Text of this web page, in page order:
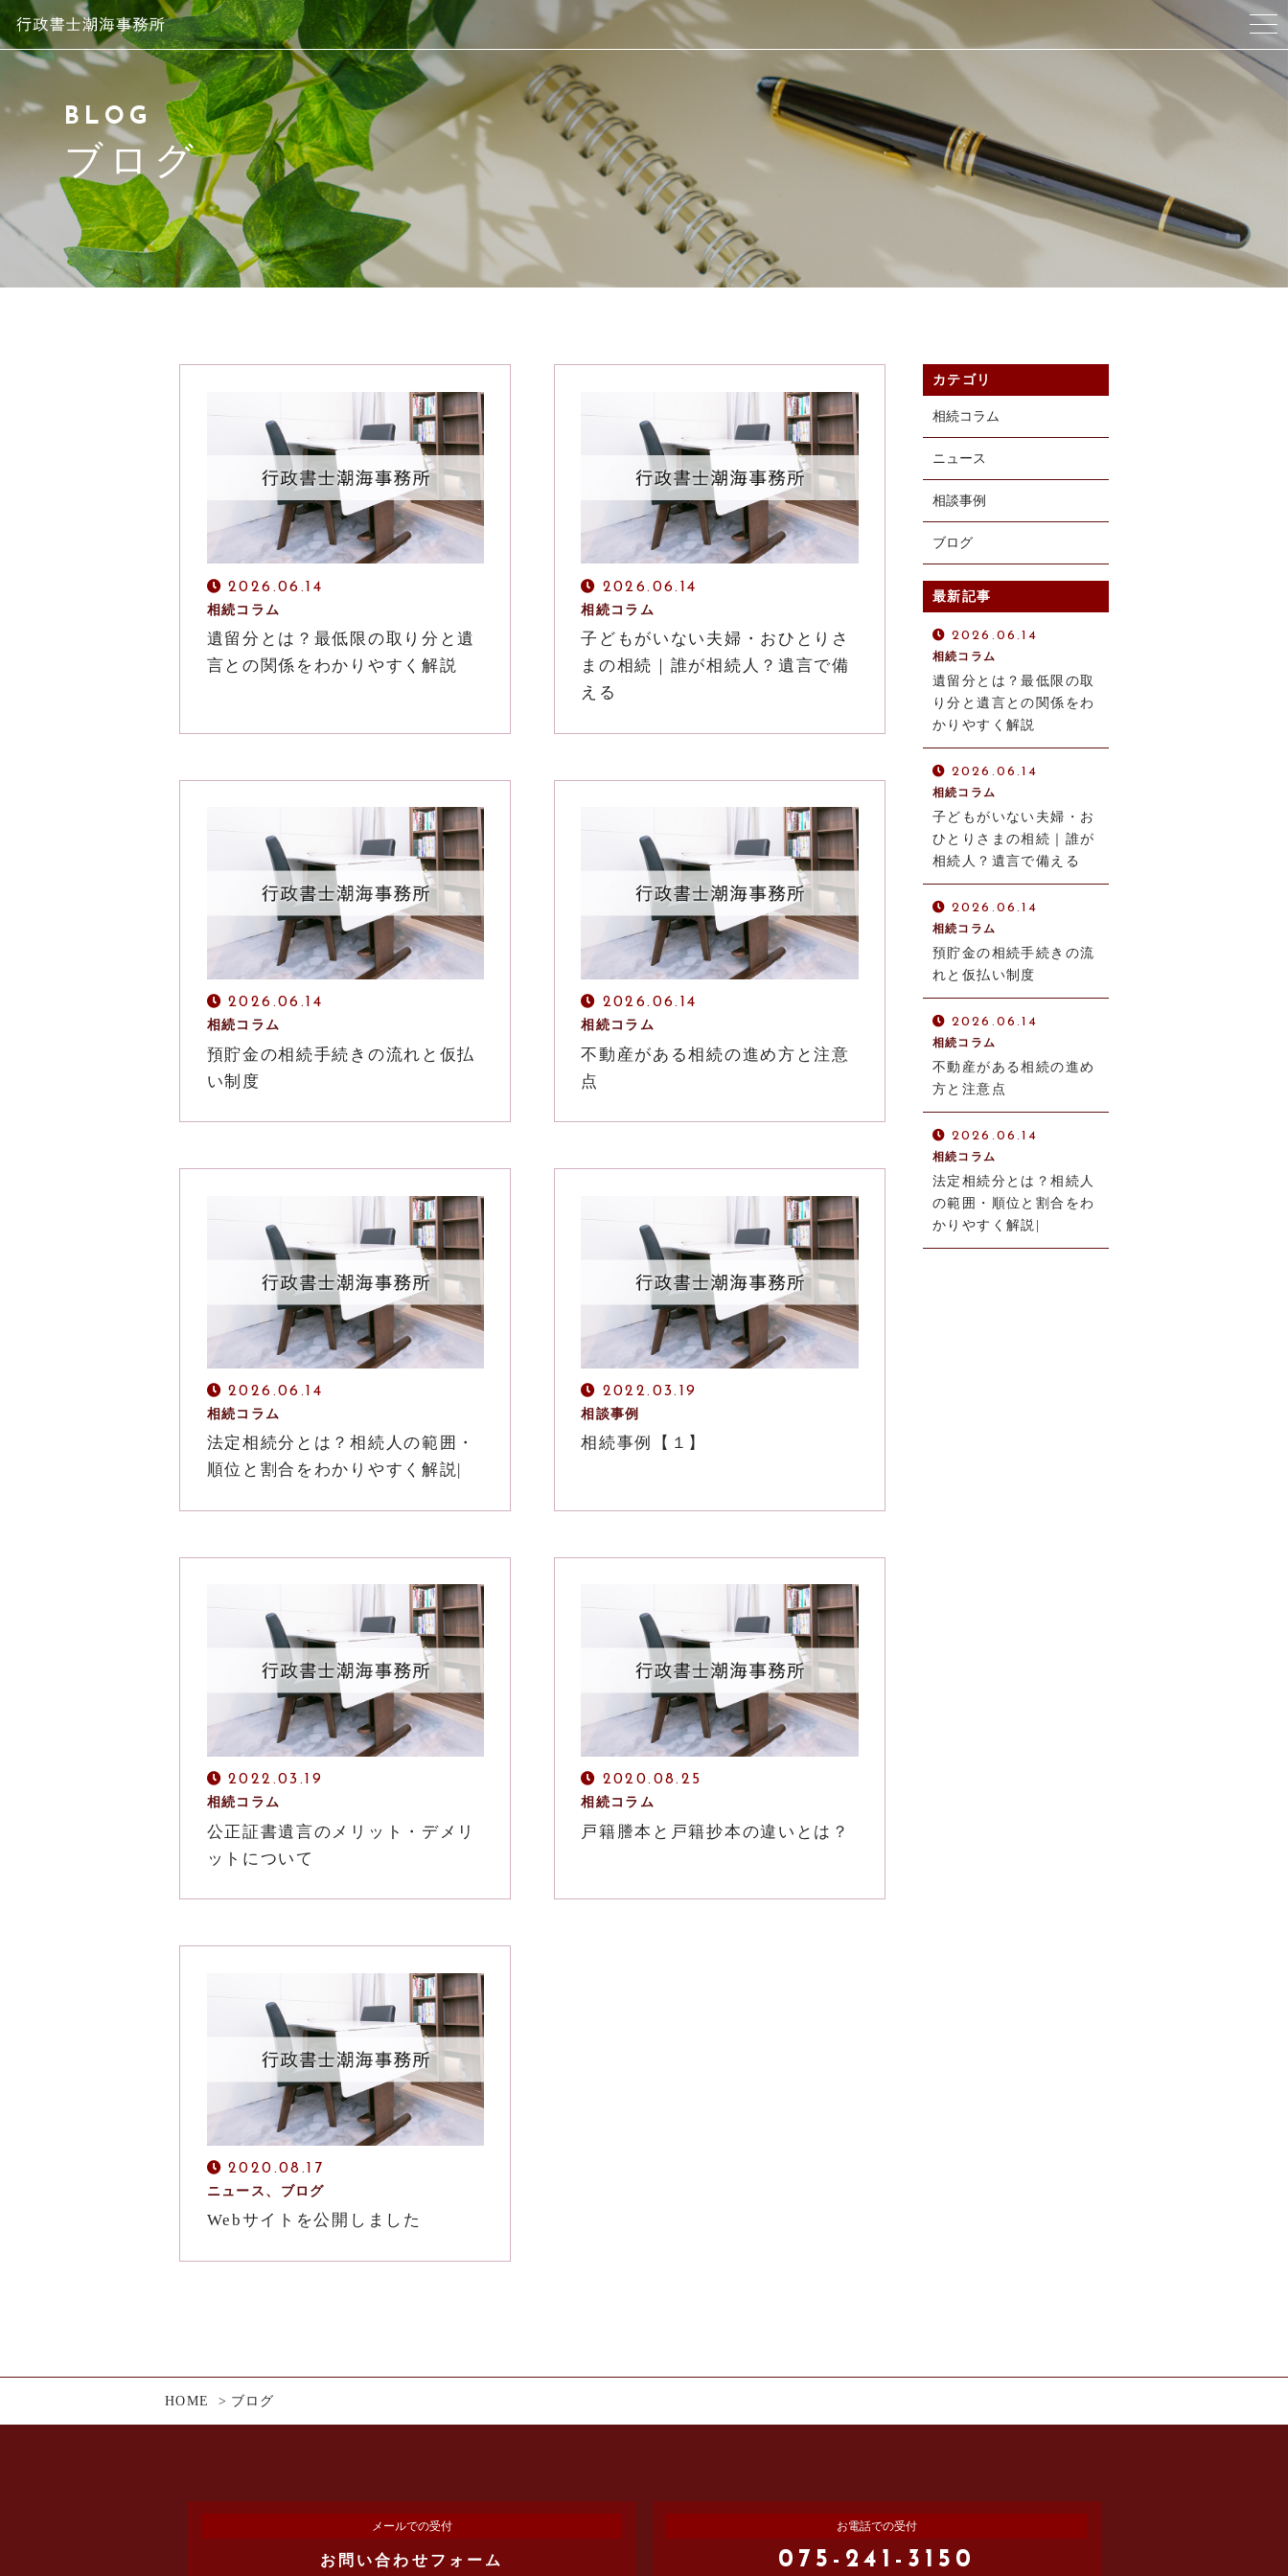
当事務所について
サービス紹介
アクセス
CONTACT
まずはお気軽にご相談ください！
メールでの受付
お問い合わせフォーム
お電話での受付
075-241-3150
BLOG
ブログ
2026.06.14
相続コラム
遺留分とは？最低限の取り分と遺
言との関係をわかりやすく解説
2026.06.14
相続コラム
子どもがいない夫婦・おひとりさ
まの相続｜誰が相続人？遺言で備
える
2026.06.14
相続コラム
預貯金の相続手続きの流れと仮払
い制度
2026.06.14
相続コラム
不動産がある相続の進め方と注意
点
2026.06.14
相続コラム
法定相続分とは？相続人の範囲・
順位と割合をわかりやすく解説|
2022.03.19
相談事例
相続事例【１】
2022.03.19
相続コラム
公正証書遺言のメリット・デメリ
ットについて
2020.08.25
相続コラム
戸籍謄本と戸籍抄本の違いとは？
2020.08.17
ニュース、ブログ
Webサイトを公開しました
カテゴリ
相続コラム
ニュース
相談事例
ブログ
最新記事
2026.06.14
相続コラム
遺留分とは？最低限の取
り分と遺言との関係をわ
かりやすく解説
2026.06.14
相続コラム
子どもがいない夫婦・お
ひとりさまの相続｜誰が
相続人？遺言で備える
2026.06.14
相続コラム
預貯金の相続手続きの流
れと仮払い制度
2026.06.14
相続コラム
不動産がある相続の進め
方と注意点
2026.06.14
相続コラム
法定相続分とは？相続人
の範囲・順位と割合をわ
かりやすく解説|
HOME ブログ
メールでの受付
お問い合わせフォーム
お電話での受付
075-241-3150